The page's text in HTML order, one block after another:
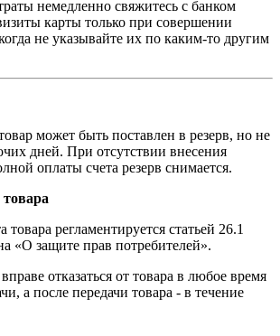
немедленно свяжитесь с банком
карты только при совершении
не указывайте их по каким-то другим
может быть поставлен в резерв, но не
дней. При отсутствии внесения
оплаты счета резерв снимается.
товара регламентируется статьей 26.1
«О защите прав потребителей».
отказаться от товара в любое время
а после передачи товара - в течение